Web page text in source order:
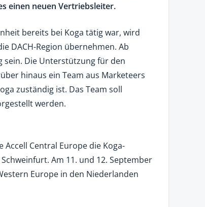
einen neuen Vertriebsleiter.
bereits bei Koga tätig war, wird
DACH-Region übernehmen. Ab
sein. Die Unterstützung für den
hinaus ein Team aus Marketeers
zuständig ist. Das Team soll
werden.
Central Europe die Koga-
Am 11. und 12. September
Europe in den Niederlanden